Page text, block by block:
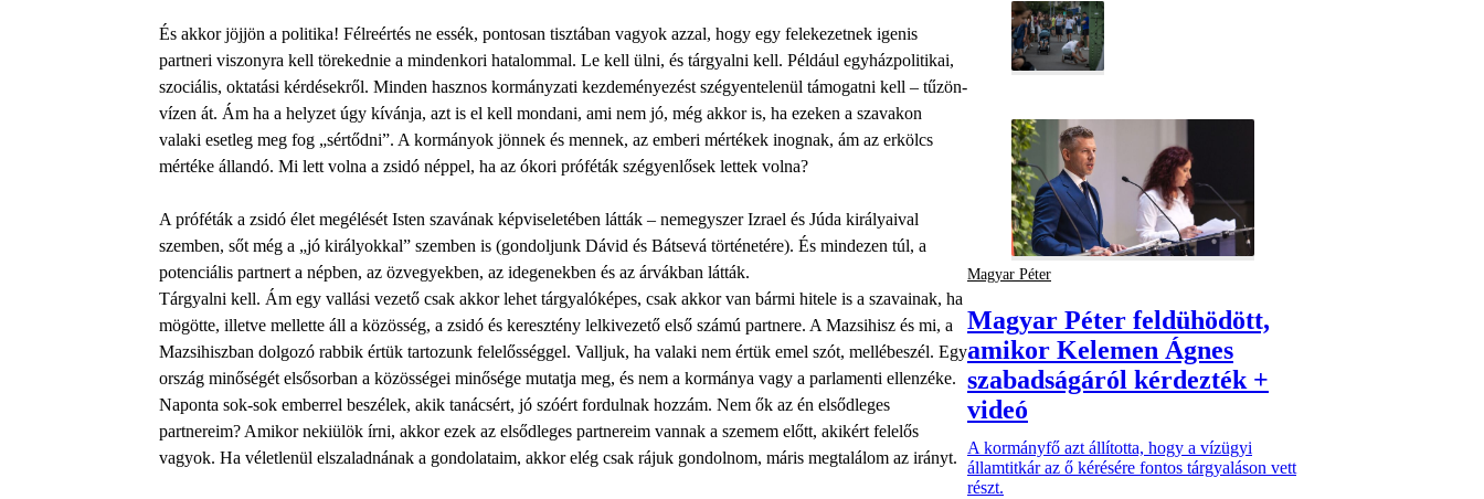
És akkor jöjjön a politika! Félreértés ne essék, pontosan tisztában vagyok azzal, hogy egy felekezetnek igenis
partneri viszonyra kell törekednie a mindenkori hatalommal. Le kell ülni, és tárgyalni kell. Például egyházpolitikai,
szociális, oktatási kérdésekről. Minden hasznos kormányzati kezdeményezést szégyentelenül támogatni kell – tűzön-
vízen át. Ám ha a helyzet úgy kívánja, azt is el kell mondani, ami nem jó, még akkor is, ha ezeken a szavakon
valaki esetleg meg fog „sértődni”. A kormányok jönnek és mennek, az emberi mértékek inognak, ám az erkölcs
mértéke állandó. Mi lett volna a zsidó néppel, ha az ókori próféták szégyenlősek lettek volna?
A próféták a zsidó élet megélését Isten szavának képviseletében látták – nemegyszer Izrael és Júda királyaival
szemben, sőt még a „jó királyokkal” szemben is (gondoljunk Dávid és Bátsevá történetére). És mindezen túl, a
potenciális partnert a népben, az özvegyekben, az idegenekben és az árvákban látták.
Tárgyalni kell. Ám egy vallási vezető csak akkor lehet tárgyalóképes, csak akkor van bármi hitele is a szavainak, ha
mögötte, illetve mellette áll a közösség, a zsidó és keresztény lelkivezető első számú partnere. A Mazsihisz és mi, a
Mazsihiszban dolgozó rabbik értük tartozunk felelősséggel. Valljuk, ha valaki nem értük emel szót, mellébeszél. Egy
ország minőségét elsősorban a közösségei minősége mutatja meg, és nem a kormánya vagy a parlamenti ellenzéke.
Naponta sok-sok emberrel beszélek, akik tanácsért, jó szóért fordulnak hozzám. Nem ők az én elsődleges
partnereim? Amikor nekiülök írni, akkor ezek az elsődleges partnereim vannak a szemem előtt, akikért felelős
vagyok. Ha véletlenül elszaladnának a gondolataim, akkor elég csak rájuk gondolnom, máris megtalálom az irányt.
Magyar Péter
Magyar Péter feldühödött,
amikor Kelemen Ágnes
szabadságáról kérdezték +
videó
A kormányfő azt állította, hogy a vízügyi
államtitkár az ő kérésére fontos tárgyaláson vett
részt.